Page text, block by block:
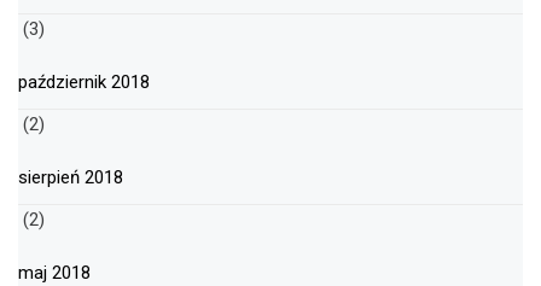
(3)
październik 2018
(2)
sierpień 2018
(2)
maj 2018